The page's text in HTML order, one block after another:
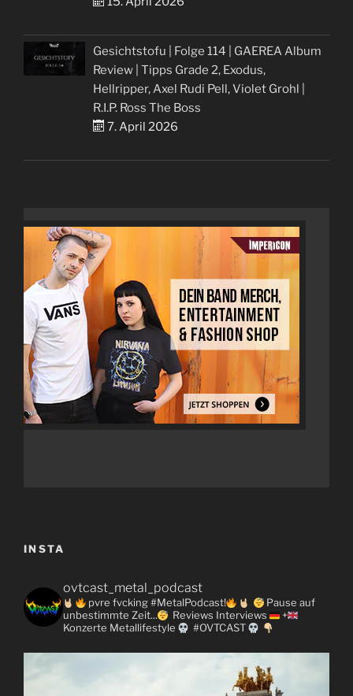
Gesichtstofu | Folge 114 | GAEREA Album
Review | Tipps Grade 2, Exodus,
Hellripper, Axel Rudi Pell, Violet Grohl |
R.I.P. Ross The Boss
7. April 2026
INSTA
ovtcast_metal_podcast
pvre fvcking #MetalPodcast!
Pause auf
unbestimmte Zeit...
Reviews Interviews
+
Konzerte Metallifestyle #OVTCAST